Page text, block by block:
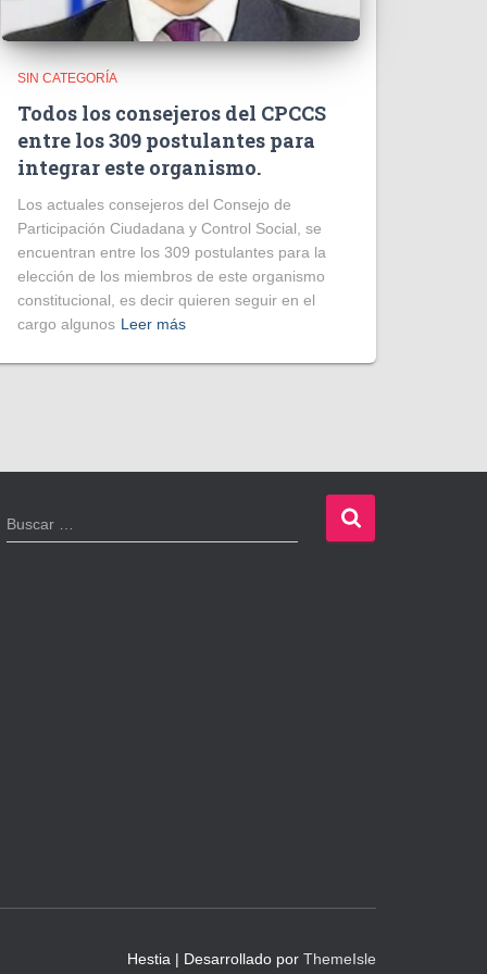
SIN CATEGORÍA
Todos los consejeros del CPCCS
entre los 309 postulantes para
integrar este organismo.
Los actuales consejeros del Consejo de
Participación Ciudadana y Control Social, se
encuentran entre los 309 postulantes para la
elección de los miembros de este organismo
constitucional, es decir quieren seguir en el
cargo algunos Leer más
B
u
Buscar …
Hestia | Desarrollado por ThemeIsle